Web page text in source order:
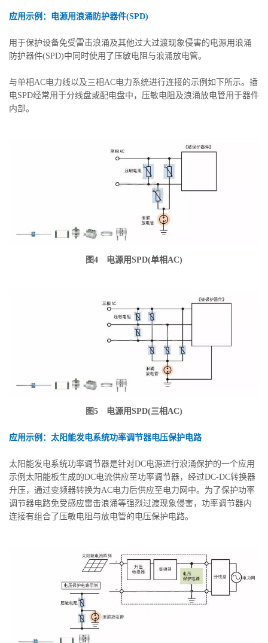
应用示例：电源用浪涌防护器件(SPD)
用于保护设备免受雷击浪涌及其他过大过渡现象侵害的电源用浪涌
防护器件(SPD)中同时使用了压敏电阻与浪涌放电管。
与单相AC电力线以及三相AC电力系统进行连接的示例如下所示。插
电SPD经常用于分线盘或配电盘中，压敏电阻及浪涌放电管用于器件
内部。
图4 电源用SPD(单相AC)
图5 电源用SPD(三相AC)
应用示例：太阳能发电系统功率调节器电压保护电路
太阳能发电系统功率调节器是针对DC电源进行浪涌保护的一个应用
示例太阳能板生成的DC电流供应至功率调节器，经过DC-DC转换器
升压，通过变频器转换为AC电力后供应至电力网中。为了保护功率
调节器电路免受感应雷击浪涌等强烈过渡现象侵害，功率调节器内
连接有组合了压敏电阻与放电管的电压保护电路。